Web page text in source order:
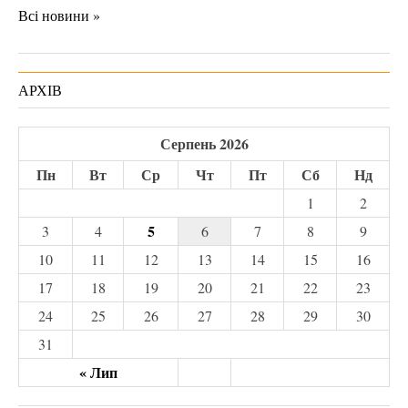
Всі новини »
АРХІВ
Серпень 2026
Пн
Вт Ср Чт Пт Сб Нд
« Лип
1
2
3
4 5 6 7 8
9
10
11 12 13 14 15
16
17
18 19 20 21 22
23
24
25 26 27 28 29
30
31